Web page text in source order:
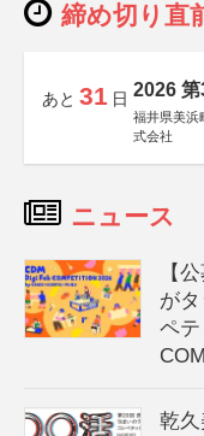
締め切り直
あと 31 日 2026
福井県美浜
式会社
ニュース
【
が
ペ
乾